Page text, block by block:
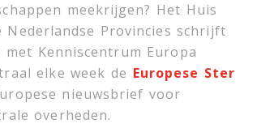
meekrijgen? Het Huis
Nederlandse Provincies schrijft
met Kenniscentrum Europa
elke week de Europese Ster
nieuwsbrief voor
overheden.